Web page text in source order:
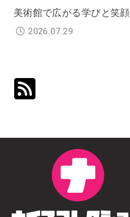
美術館で広がる学びと笑顔
2026.07.29